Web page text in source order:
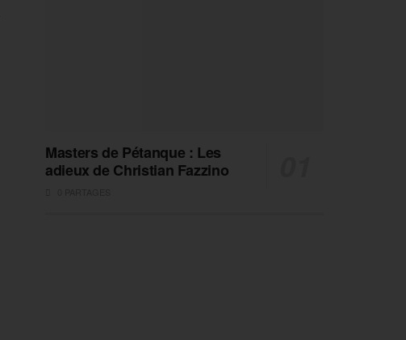
Masters de Pétanque : Les
adieux de Christian Fazzino